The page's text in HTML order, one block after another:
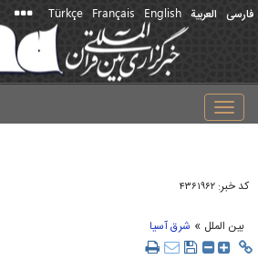
فارسی العربیة English
Français
Türkçe
Toggle
navigation
کد خبر: ۴۳۶۱۹۶۲
بین الملل » شرق آسیا